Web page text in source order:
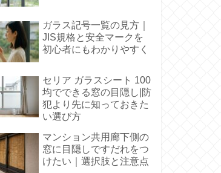
ガラス記号一覧の見方｜
JIS規格と安全マークを
初心者にもわかりやすく
セリア ガラスシート 100
均でできる窓の目隠し|防
犯より先に知っておきた
い選び方
マンション共用廊下側の
窓に目隠しですだれをつ
けたい｜選択肢と注意点